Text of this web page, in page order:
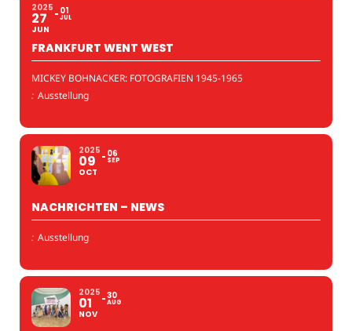
2025
27
JUN
01
JUL
FRANKFURT WENT WEST
MICKEY BOHNACKER: FOTOGRAFIEN 1945-1965
: Ausstellung
2025
09
OCT
06
SEP
NACHRICHTEN – NEWS
: Ausstellung
2025
01
NOV
30
AUG